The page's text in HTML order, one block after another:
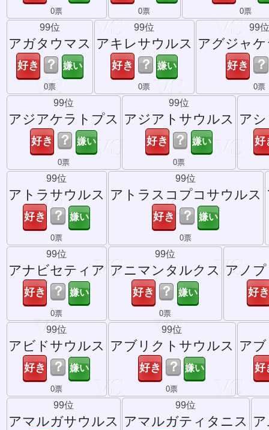
0票 0票 0票
99位
アガタウマス
？
0票
99位
アキレサウルス
？
0票
99
アグジャ
？
0票
99位
アジアケラトプス
？
0票
99位
アジアトサウルス
？
0票
ア
99位
アトラサウルス
？
0票
99位
アトラスコプコサウルス
？
0票
99位
アナビセティア
？
0票
99位
アニマンタルクス
？
0票
アノ
99位
アビドサウルス
？
0票
99位
アブリクトサウルス
？
0票
ア
99位
アマルガサウルス
99位
アマルガティタニス